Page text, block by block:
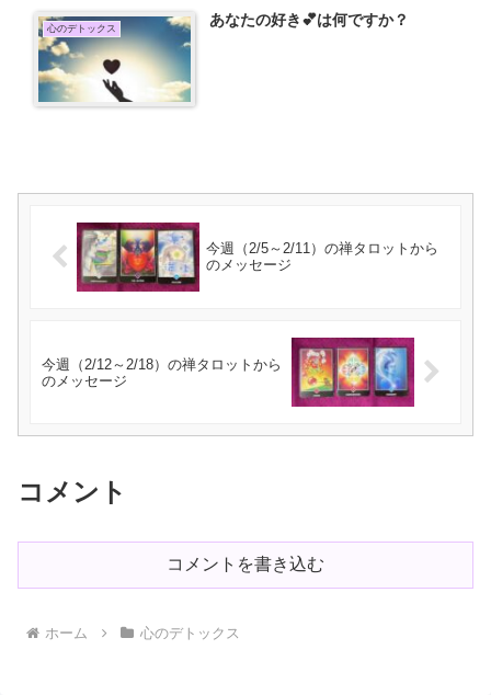
心のデトックス あなたの好き💕は何ですか？
今週（2/5～2/11）の禅タロットから
のメッセージ
今週（2/12～2/18）の禅タロットから
のメッセージ
コメント
コメントを書き込む
ホーム 心のデトックス